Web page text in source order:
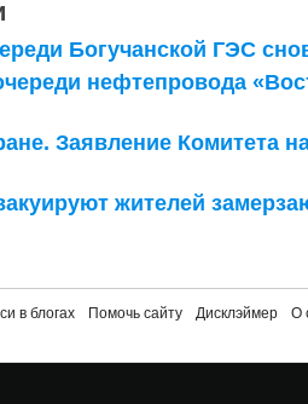
Богучанской ГЭС
нефтепровода
Заявление Комитета
жителей
в блогах Помочь сайту Дисклэймер О